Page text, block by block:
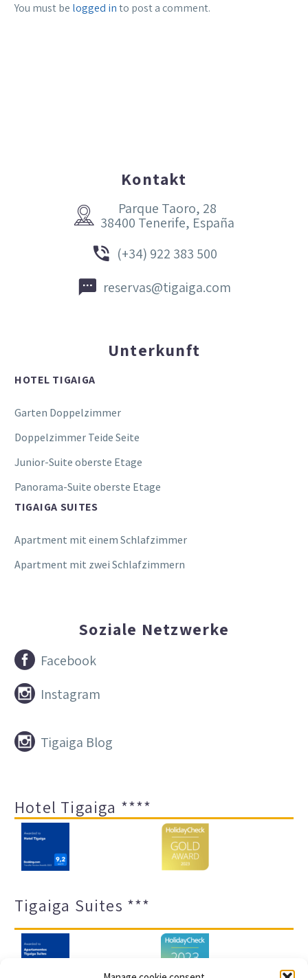
You must be logged into post a comment.
Kontakt


Parque Taoro, 28
38400 Tenerife, España

 (+34) 922 383 500

 reservas@tigaiga.com
Unterkunft
HOTEL TIGAIGA
Garten Doppelzimmer
Doppelzimmer Teide Seite
Junior-Suite oberste Etage
Panorama-Suite oberste Etage
TIGAIGA SUITES
Apartment mit einem Schlafzimmer
Apartment mit zwei Schlafzimmern
Soziale Netzwerke

 Facebook

 Instagram

 Tigaiga Blog
Hotel Tigaiga ****
Tigaiga Suites ***